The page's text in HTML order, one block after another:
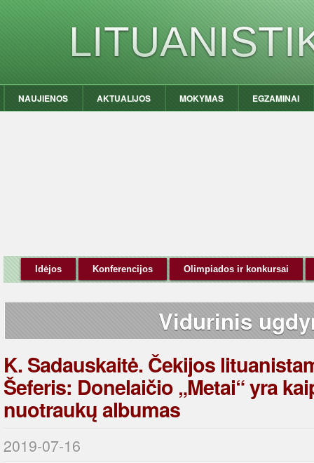
NAUJIENOS AKTUALIJOS MOKYMAS EGZAMINAI
Idėjos Konferencijos Olimpiados ir konkursai
Vidurinis
K. Sadauskaitė. Čekijos
Šeferis: Donelaičio „Metai“ yra
nuotraukų albumas
2019-07-16